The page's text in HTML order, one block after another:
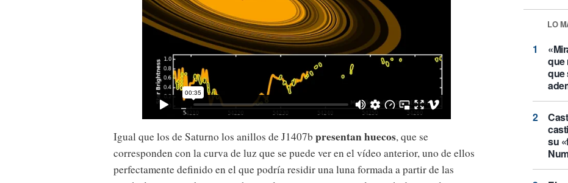
Igual que los de Saturno los anillos de J1407b presentan huecos, que se
corresponden con la curva de luz que se puede ver en el vídeo anterior, uno de ellos
perfectamente definido en el que podría residir una luna formada a partir de las
LO
que
que
su